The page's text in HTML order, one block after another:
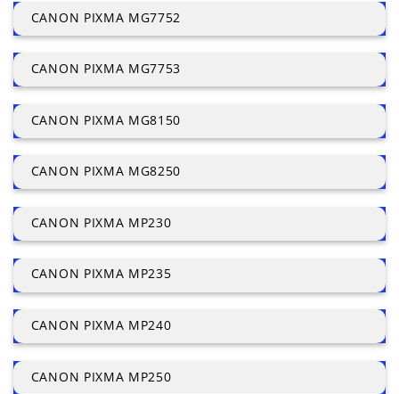
CANON PIXMA MG7752
CANON PIXMA MG7753
CANON PIXMA MG8150
CANON PIXMA MG8250
CANON PIXMA MP230
CANON PIXMA MP235
CANON PIXMA MP240
CANON PIXMA MP250